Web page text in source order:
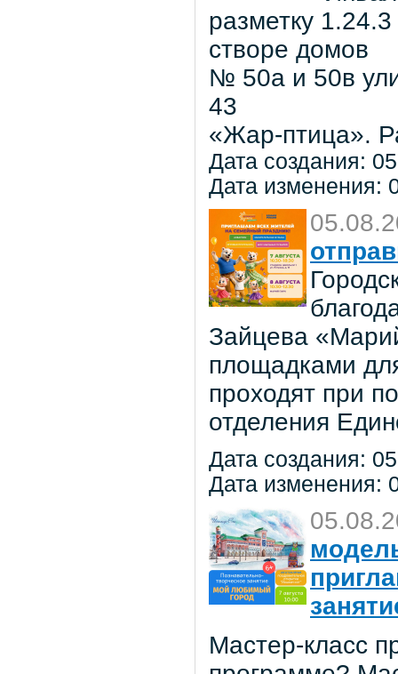
разметку
створе домов
№ 50а и 50в
43
«Жар-птица».
Дата создания:
Дата изменения:
Зайцева
площадками
проходят при
отделения
Дата создания:
Дата изменения:
Мастер-класс